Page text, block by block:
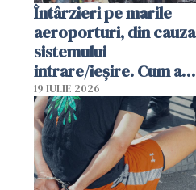
Întârzieri pe marile
aeroporturi, din cauza
sistemului
intrare/ieșire. Cum a
ajuns o femeie să fie
arestată în Cluj-Napoca
19 IULIE 2026